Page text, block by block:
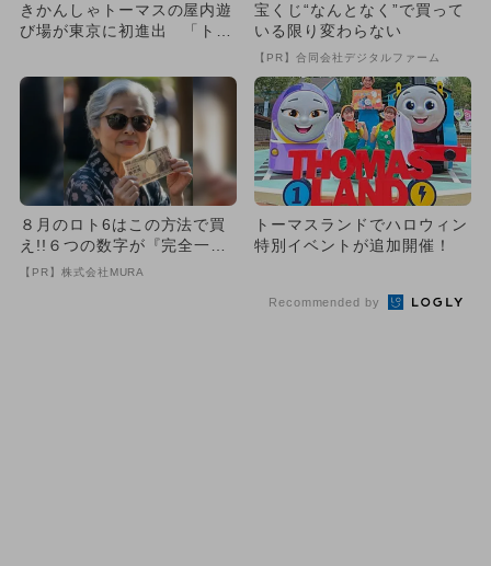
きかんしゃトーマスの屋内遊
び場が東京に初進出 「トー
E...
宝くじ“なんとなく”で買って
いる限り変わらない
【PR】合同会社デジタルファーム
８月のロト6はこの方法で買
え!!６つの数字が『完全一
致』する方法
【PR】株式会社MURA
トーマスランドでハロウィン
特別イベントが追加開催！
Recommended by